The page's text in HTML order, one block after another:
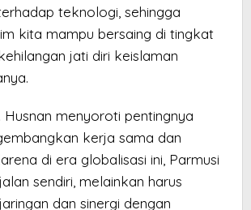
teknologi, sehingga
kita mampu bersaing di tingkat
jati diri keislaman
Husnan menyoroti pentingnya
kerja sama dan
di era globalisasi ini, Parmusi
sendiri, melainkan harus
dan sinergi dengan